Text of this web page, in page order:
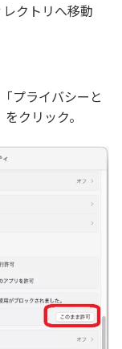
クトリへ移動
プライバシーと
クリック。